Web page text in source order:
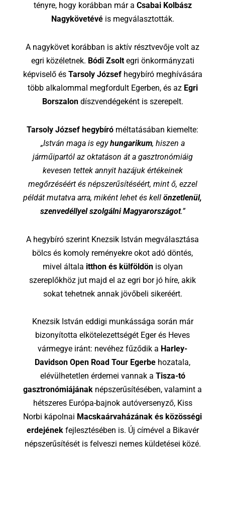
tényre, hogy korábban már a Csabai Kolbász
Nagykövetévéis megválasztották.
A nagykövet korábban is aktív résztvevője volt az
egri közéletnek. Bódi Zsoltegri önkormányzati
képviselő és Tarsoly Józsefhegybíró meghívására
több alkalommal megfordult Egerben, és az Egri
Borszalondíszvendégeként is szerepelt.
Tarsoly József hegybíró méltatásában kiemelte:
„István maga is egyhungarikum, hiszen a
járműipartól az oktatáson át a gasztronómiáig
kevesen tettek annyit hazájuk értékeinek
megőrzéséért és népszerűsítéséért, mint ő, ezzel
példát mutatva arra, miként lehet és kell önzetlenül,
szenvedéllyel szolgálni Magyarországot.”
A hegybíró szerint Knezsik István megválasztása
bölcs és komoly reményekre okot adó döntés,
mivel általa itthon és külföldönis olyan
szereplőkhöz jut majd el az egri bor jó híre, akik
sokat tehetnek annak jövőbeli sikeréért.
Knezsik István eddigi munkássága során már
bizonyította elkötelezettségét Eger és Heves
vármegye iránt: nevéhez fűződik a Harley-
Davidson Open Road Tour Egerbe hozatala,
elévülhetetlen érdemei vannak a Tisza-tó
gasztronómiájának népszerűsítésében, valamint a
hétszeres Európa-bajnok autóversenyző, Kiss
Norbi kápolnai Macskaárvaházának és közösségi
erdejénekfejlesztésében is. Új címével a Bikavér
népszerűsítését is felveszi nemes küldetései közé.